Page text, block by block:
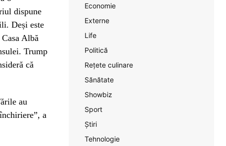
dispune
Deși este
Albă
Trump
că
au
a
Economie
Externe
Life
Politică
Rețete culinare
Sănătate
Showbiz
Sport
Știri
Tehnologie